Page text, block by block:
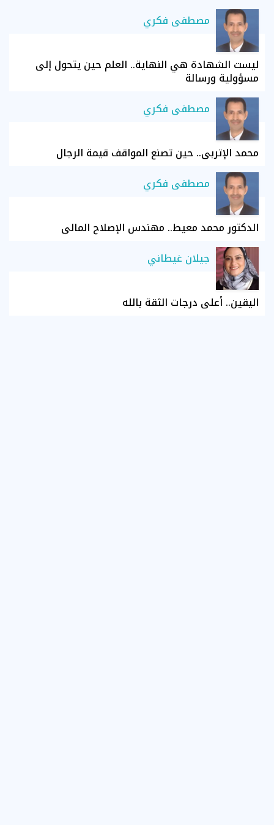
مصطفى فكري
ليست الشهادة هي النهاية.. العلم حين يتحول إلى
مسؤولية ورسالة
مصطفى فكري
محمد الإتربي.. حين تصنع المواقف قيمة الرجال
مصطفى فكري
الدكتور محمد معيط.. مهندس الإصلاح المالي
جيلان غيطاني
اليقين.. أعلى درجات الثقة بالله